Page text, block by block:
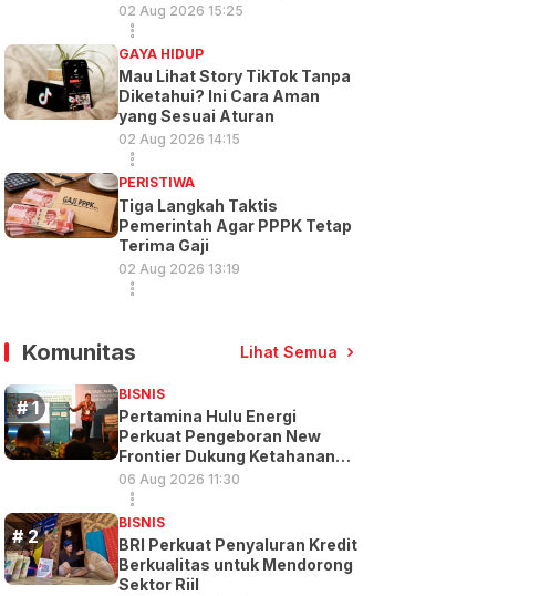
02 Aug 2026 15:25
GAYA HIDUP
Mau Lihat Story TikTok Tanpa
Diketahui? Ini Cara Aman
yang Sesuai Aturan
02 Aug 2026 14:15
PERISTIWA
Tiga Langkah Taktis
Pemerintah Agar PPPK Tetap
Terima Gaji
02 Aug 2026 13:19
Komunitas Lihat Semua
BISNIS
Pertamina Hulu Energi
Perkuat Pengeboran New
Frontier Dukung Ketahanan
Energi
06 Aug 2026 11:30
BISNIS
BRI Perkuat Penyaluran Kredit
Berkualitas untuk Mendorong
Sektor Riil